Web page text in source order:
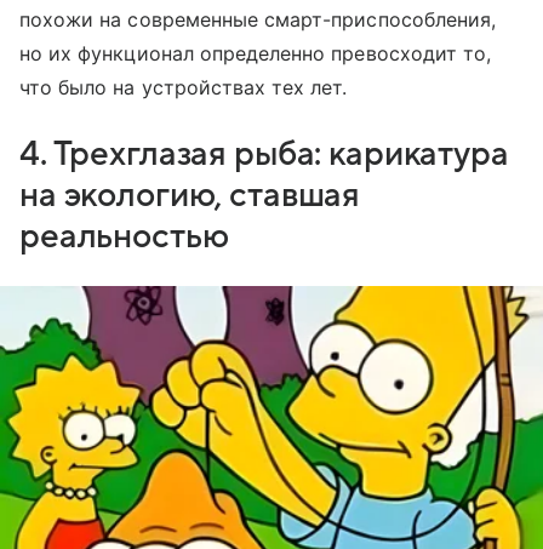
похожи на современные смарт-приспособления,
но их функционал определенно превосходит то,
что было на устройствах тех лет.
4. Трехглазая рыба: карикатура
на экологию, ставшая
реальностью